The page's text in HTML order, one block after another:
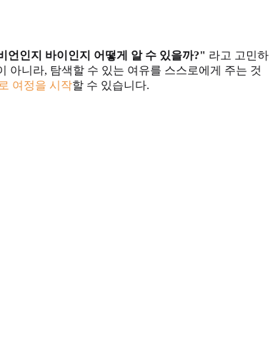
언인지 바이인지 어떻게 알 수 있을까?" 라고 고민하
아니라, 탐색할 수 있는 여유를 스스로에게 주는 것
여정을 시작할 수 있습니다.